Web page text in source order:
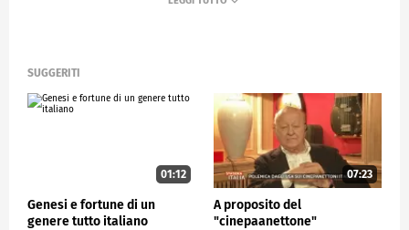
SUGGERITI
01:12
Genesi e fortune di un
genere tutto italiano
07:23
A proposito del
"cinepaanettone"